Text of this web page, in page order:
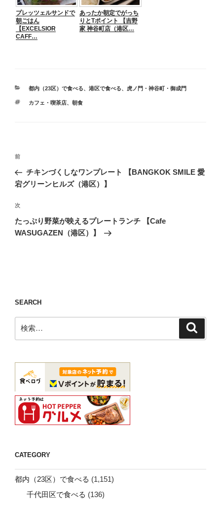
プレッツェルサンドで
朝ごはん
【EXCELSIOR
CAFF…
あったか朝定でがっち
りとTポイント 【吉野
家 神谷町店（港区…
カ
ゴ
都内（23区）で食べる、 港区で食べる、 虎ノ門・神谷町・御成門
タ
カフェ・喫茶店、 朝食
投
ナ
ゲ
ー
シ
前
の
投
前
チキンづくしなワンプレート 【BANGKOK SMILE 愛
宕グリーンヒルズ（港区）】
次
の
投
次
たっぷり野菜が映えるプレートランチ 【Cafe
WASUGAZEN（港区）】
SEARCH
索:
CATEGORY
都内（23区）で食べる (1,151)
千代田区で食べる (136)